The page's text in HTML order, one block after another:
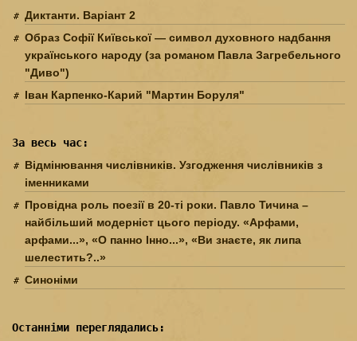
Диктанти. Варіант 2
Образ Софії Київської — символ духовного надбання
українського народу (за романом Павла Загребельного
"Диво")
Іван Карпенко-Карий "Мартин Боруля"
За весь час:
Відмінювання числівників. Узгодження числівників з
іменниками
Провідна роль поезії в 20-ті роки. Павло Тичина –
найбільший модерніст цього періоду. «Арфами,
арфами...», «О панно Інно...», «Ви знаєте, як липа
шелестить?..»
Синоніми
Останніми переглядались: